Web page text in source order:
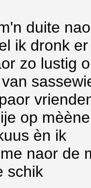
duite
ik dronk
zo lustig
op
èn ik
naor de
schik